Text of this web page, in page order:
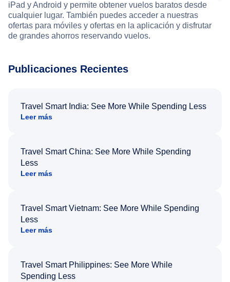
iPad y Android y permite obtener vuelos baratos desde
cualquier lugar. También puedes acceder a nuestras
ofertas para móviles y ofertas en la aplicación y disfrutar
de grandes ahorros reservando vuelos.
Publicaciones Recientes
Travel Smart India: See More While Spending Less
Leer más
Travel Smart China: See More While Spending
Less
Leer más
Travel Smart Vietnam: See More While Spending
Less
Leer más
Travel Smart Philippines: See More While
Spending Less